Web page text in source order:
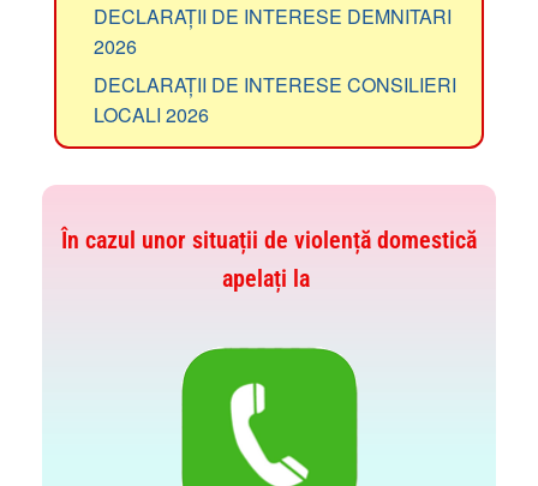
DECLARAȚII DE INTERESE DEMNITARI
2026
DECLARAȚII DE INTERESE CONSILIERI
LOCALI 2026
În cazul unor situații de violență domestică
apelați la